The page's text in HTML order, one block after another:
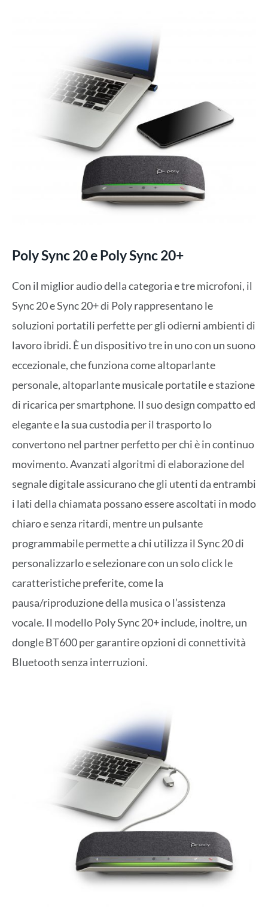
Poly Sync 20 e Poly Sync 20+
Con il miglior audio della categoria e tre microfoni, il
Sync 20 e Sync 20+ di Poly rappresentano le
soluzioni portatili perfette per gli odierni ambienti di
lavoro ibridi. È un dispositivo tre in uno con un suono
eccezionale, che funziona come altoparlante
personale, altoparlante musicale portatile e stazione
di ricarica per smartphone. Il suo design compatto ed
elegante e la sua custodia per il trasporto lo
convertono nel partner perfetto per chi è in continuo
movimento. Avanzati algoritmi di elaborazione del
segnale digitale assicurano che gli utenti da entrambi
i lati della chiamata possano essere ascoltati in modo
chiaro e senza ritardi, mentre un pulsante
programmabile permette a chi utilizza il Sync 20 di
personalizzarlo e selezionare con un solo click le
caratteristiche preferite, come la
pausa/riproduzione della musica o l’assistenza
vocale. Il modello Poly Sync 20+ include, inoltre, un
dongle BT600 per garantire opzioni di connettività
Bluetooth senza interruzioni.